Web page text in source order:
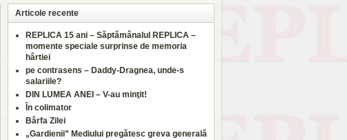
Articole recente
REPLICA 15 ani – Săptămânalul REPLICA –
momente speciale surprinse de memoria
hârtiei
pe contrasens – Daddy-Dragnea, unde-s
salariile?
DIN LUMEA ANEI – V-au minţit!
În colimator
Bârfa Zilei
„Gardienii” Mediului pregătesc greva generală